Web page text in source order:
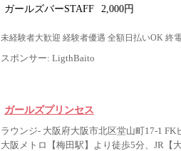
ガールズバーSTAFF 2,000円
未経験者大歓迎 経験者優遇 全額日払いOK 終
スポンサー: LigthBaito
ガールズプリンセス
ラウンジ- 大阪府大阪市北区堂山町17-1 FK
大阪メトロ【梅田駅】より徒歩5分、JR【